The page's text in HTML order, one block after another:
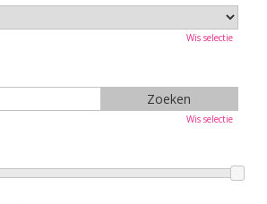
Wis selectie
Wis selectie